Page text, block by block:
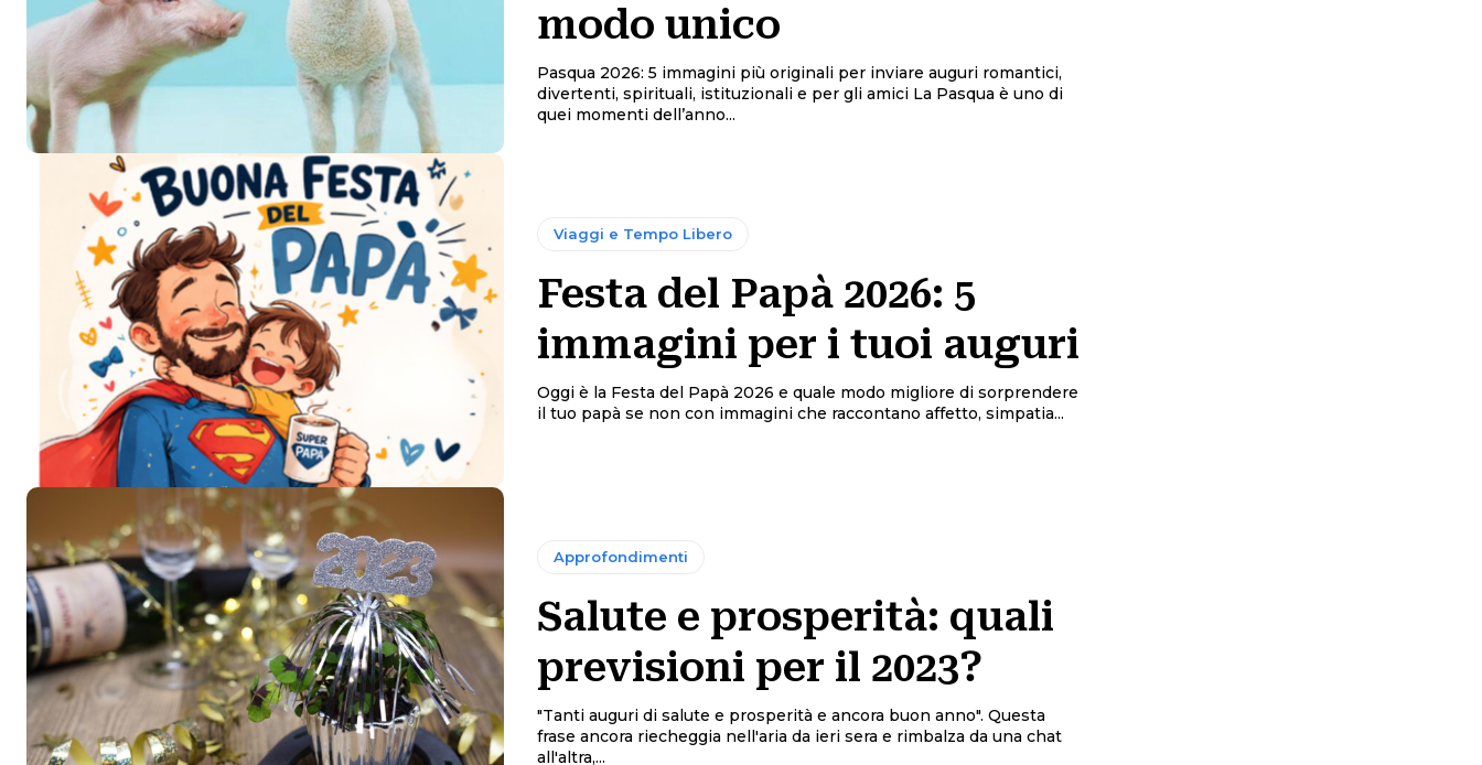
modo unico
Pasqua 2026: 5 immagini più originali per inviare auguri romantici,
divertenti, spirituali, istituzionali e per gli amici La Pasqua è uno di
quei momenti dell’anno...
Viaggi e Tempo Libero
Festa del Papà 2026: 5
immagini per i tuoi auguri
Oggi è la Festa del Papà 2026 e quale modo migliore di sorprendere
il tuo papà se non con immagini che raccontano affetto, simpatia...
Approfondimenti
Salute e prosperità: quali
previsioni per il 2023?
"Tanti auguri di salute e prosperità e ancora buon anno". Questa
frase ancora riecheggia nell'aria da ieri sera e rimbalza da una chat
all'altra,...